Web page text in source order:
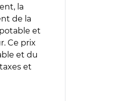
la
de la
et
Ce prix
et du
et